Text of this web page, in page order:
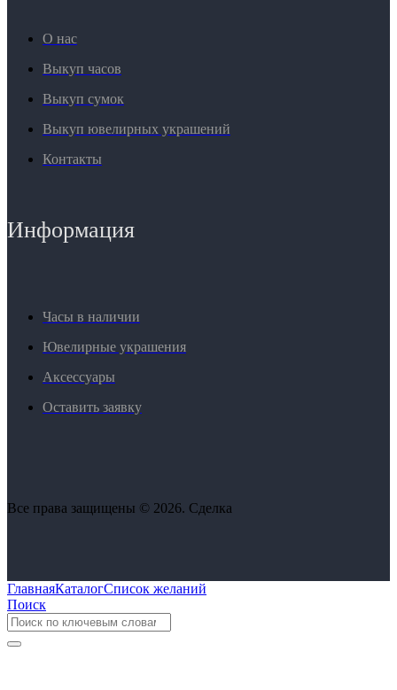
О нас
Выкуп часов
Выкуп сумок
Выкуп ювелирных украшений
Контакты
Информация
Часы в наличии
Ювелирные украшения
Аксессуары
Оставить заявку
Все права защищены © 2026. Сделка
ГлавнаяКаталогСписок желаний
Поиск